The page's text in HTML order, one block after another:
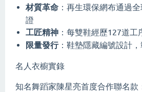
材質革命 ：再生環保網布通過
證
工匠精神 ：每雙鞋經歷127道工
限量發行：鞋墊隱藏編號設計
名人衣櫥實錄
知名舞蹈家陳星亮首度合作聯名款